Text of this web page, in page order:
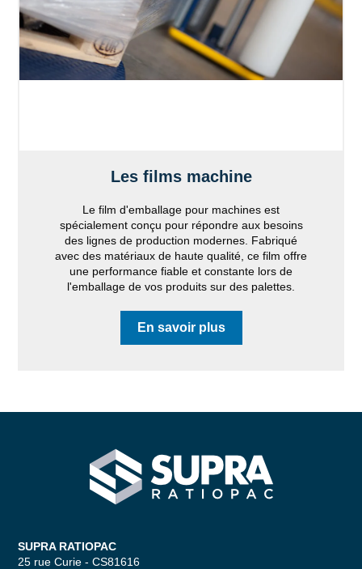
Les films machine
Le film d'emballage pour machines est
spécialement conçu pour répondre aux besoins
des lignes de production modernes. Fabriqué
avec des matériaux de haute qualité, ce film offre
une performance fiable et constante lors de
l'emballage de vos produits sur des palettes.
En savoir plus
SUPRA RATIOPAC
25 rue Curie - CS81616